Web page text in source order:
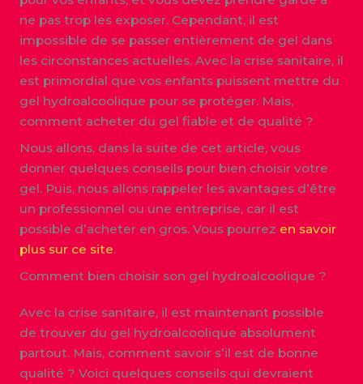
ne pas trop les exposer. Cependant, il est
impossible de se passer entièrement de gel dans
les circonstances actuelles. Avec la crise sanitaire, il
est primordial que vos enfants puissent mettre du
gel hydroalcoolique pour se protéger. Mais,
comment acheter du gel fiable et de qualité ?
Nous allons, dans la suite de cet article, vous
donner quelques conseils pour bien choisir votre
gel. Puis, nous allons rappeler les avantages d’être
un professionnel ou une entreprise, car il est
possible d’acheter en gros. Vous pourrez en savoir
plus sur ce site.
Comment bien choisir son gel hydroalcoolique ?
Avec la crise sanitaire, il est maintenant possible
de trouver du gel hydroalcoolique absolument
partout. Mais, comment savoir s’il est de bonne
qualité ? Voici quelques conseils qui devraient